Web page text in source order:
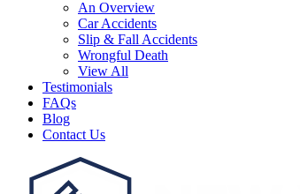
An Overview
Car Accidents
Slip & Fall Accidents
Wrongful Death
View All
Testimonials
FAQs
Blog
Contact Us